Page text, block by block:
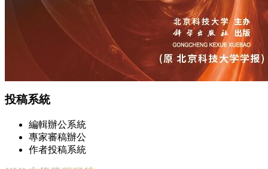
投稿系統
編輯辦公系統
專家審稿辦公
作者投稿系統